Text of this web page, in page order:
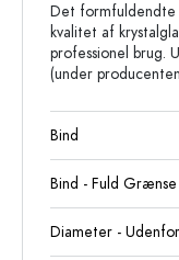
Det formfuldendte
kvalitet af
professionel brug.
(under
Bind
Bind - Fuld Grænse
Diameter - Udenfor